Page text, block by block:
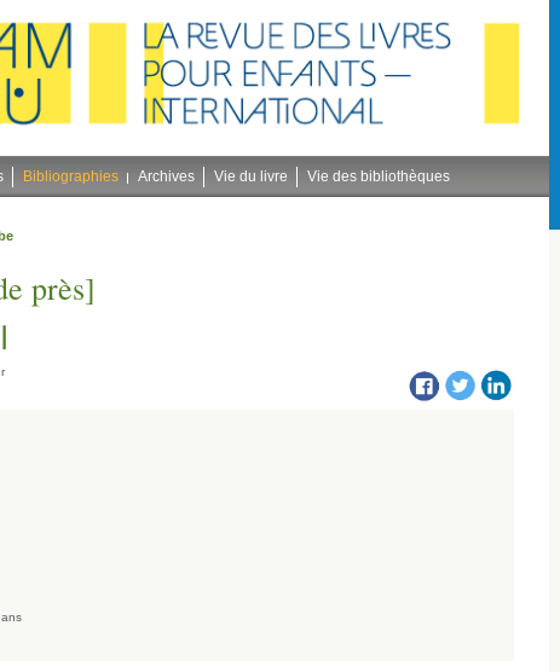
Bibliographies Archives Vie du livre Vie des bibliothèques
près]